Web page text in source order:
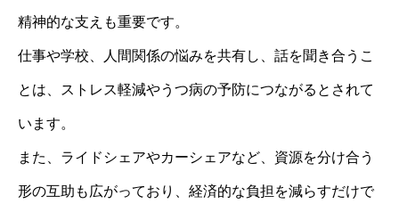
精神的な支えも重要です。
仕事や学校、人間関係の悩みを共有し、話を聞き合うこ
とは、ストレス軽減やうつ病の予防につながるとされて
います。
また、ライドシェアやカーシェアなど、資源を分け合う
形の互助も広がっており、経済的な負担を減らすだけで